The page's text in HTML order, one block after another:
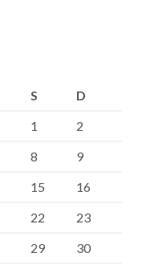
S
D
1
2
8
9
15
16
22
23
29
30